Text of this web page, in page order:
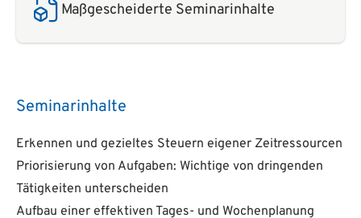
Maßgescheiderte Seminarinhalte
Seminarinhalte
Erkennen und gezieltes Steuern eigener Zeitressourcen
Priorisierung von Aufgaben: Wichtige von dringenden
Tätigkeiten unterscheiden
Aufbau einer effektiven Tages- und Wochenplanung